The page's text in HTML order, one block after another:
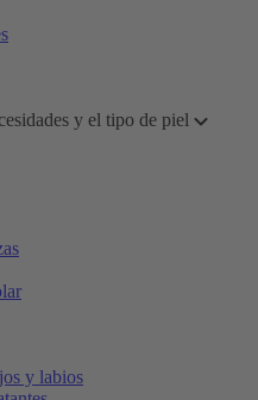
y el tipo de piel
y labios